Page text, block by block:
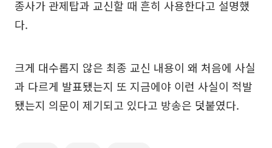
종사가 관제탑과 교신할 때 흔히 사용한다고 설명했
다.
크게 대수롭지 않은 최종 교신 내용이 왜 처음에 사실
과 다르게 발표됐는지 또 지금에야 이런 사실이 적발
됐는지 의문이 제기되고 있다고 방송은 덧붙였다.